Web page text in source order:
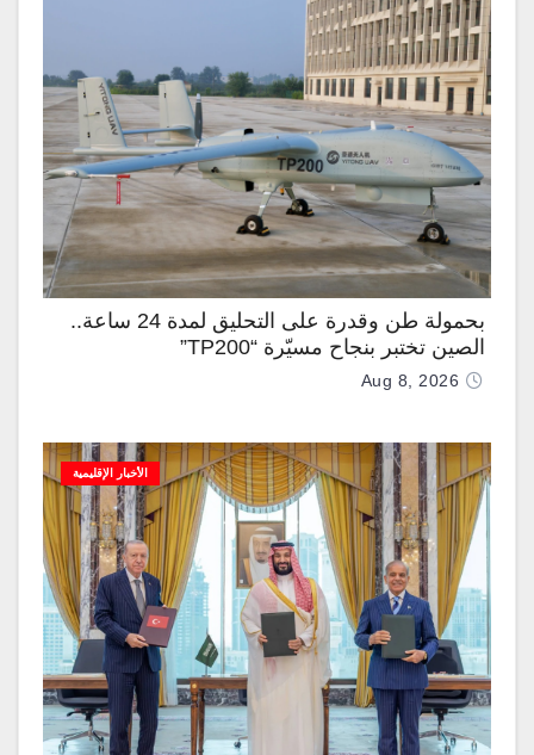
بحمولة طن وقدرة على التحليق لمدة 24 ساعة..
الصين تختبر بنجاح مسيّرة “TP200”
Aug 8, 2026
الأخبار الإقليمية